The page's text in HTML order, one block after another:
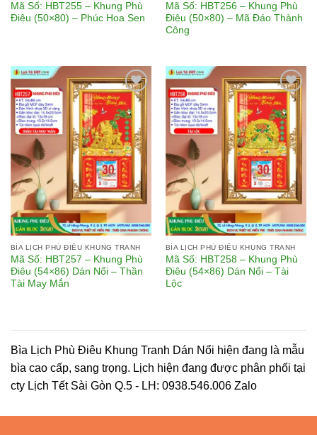
Mã Số: HBT255 – Khung Phù
Điêu (50×80) – Phúc Hoa Sen
Mã Số: HBT256 – Khung Phù
Điêu (50×80) – Mã Đáo Thành
Công
Add to
wishlist
BÌA LỊCH PHÙ ĐIÊU KHUNG TRANH
Mã Số: HBT257 – Khung Phù
Điêu (54×86) Dán Nổi – Thần
Tài May Mắn
Add to
wishlist
BÌA LỊCH PHÙ ĐIÊU KHUNG TRANH
Mã Số: HBT258 – Khung Phù
Điêu (54×86) Dán Nổi – Tài
Lộc
Bìa Lịch Phù Điêu Khung Tranh Dán Nổi hiện đang là mẫu
bìa cao cấp, sang trọng. Lịch hiện đang được phân phối tại
cty Lịch Tết Sài Gòn Q.5 - LH: 0938.546.006 Zalo